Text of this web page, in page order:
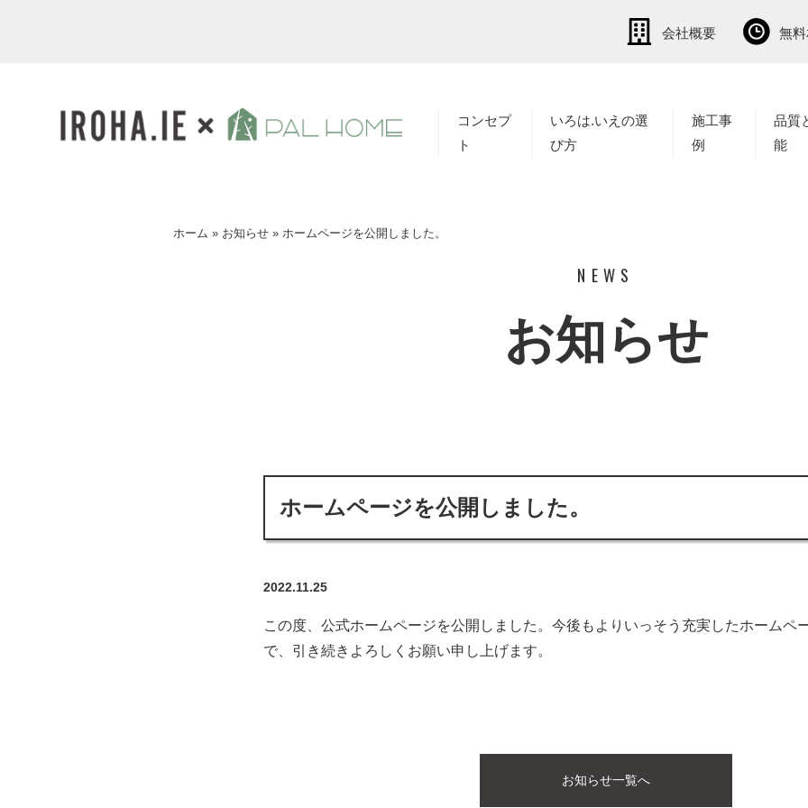
会社概要 無
コンセプ
ト
いろは.いえの選
び方
施工事
例
品質
能
ホーム » お知らせ » ホームページを公開しました。
NEWS
お知らせ
ホームページを公開しました。
2022.11.25
この度、公式ホームページを公開しました。今後もよりいっそう充実したホームペ
で、引き続きよろしくお願い申し上げます。
お知らせ一覧へ